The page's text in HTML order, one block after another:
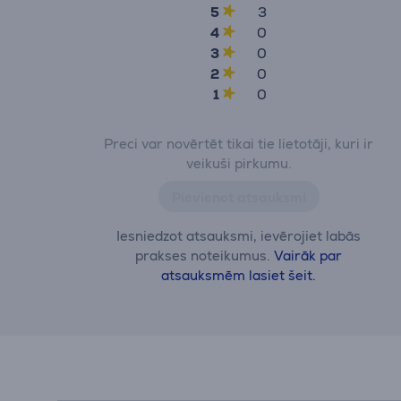
5
3
4
0
3
0
2
0
1
0
Preci var novērtēt tikai tie lietotāji, kuri ir
veikuši pirkumu.
Iesniedzot atsauksmi, ievērojiet labās
prakses noteikumus.Vairāk par
atsauksmēm lasiet šeit.